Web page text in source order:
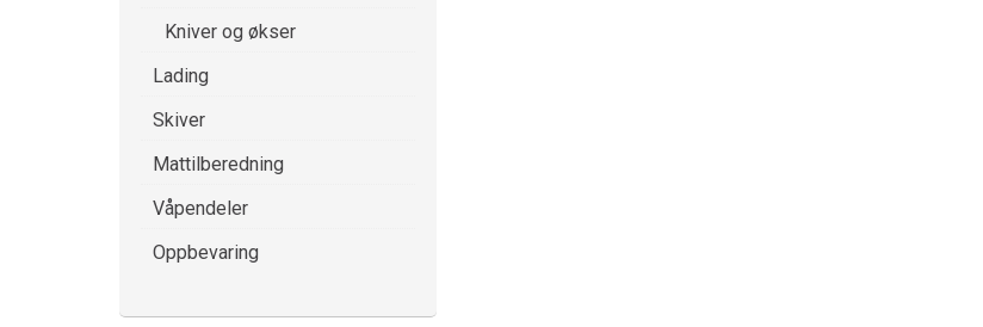
Kniver og økser
Lading
Skiver
Mattilberedning
Våpendeler
Oppbevaring